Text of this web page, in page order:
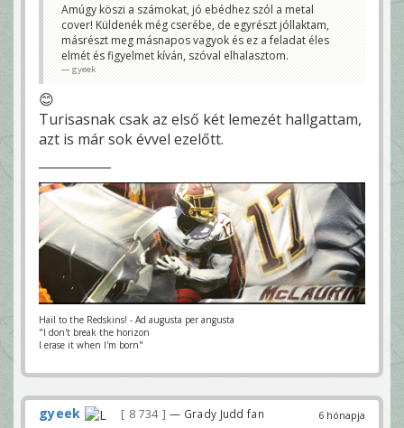
Amúgy köszi a számokat, jó ebédhez szól a metal
cover! Küldenék még cserébe, de egyrészt jóllaktam,
másrészt meg másnapos vagyok és ez a feladat éles
elmét és figyelmet kíván, szóval elhalasztom.
gyeek
😊
Turisasnak csak az első két lemezét hallgattam,
azt is már sok évvel ezelőtt.
Hail to the Redskins! - Ad augusta per angusta
"I don't break the horizon
I erase it when I'm born"
6 hónapja
gyeek 8 734 — Grady Judd fan